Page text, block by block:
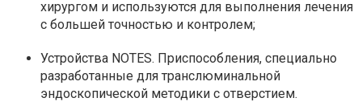
хирургом и используются для выполнения лечения
с большей точностью и контролем;
Устройства NOTES. Приспособления, специально
разработанные для транслюминальной
эндоскопической методики с отверстием.